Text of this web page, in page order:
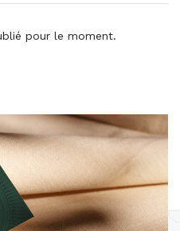
pour le moment.